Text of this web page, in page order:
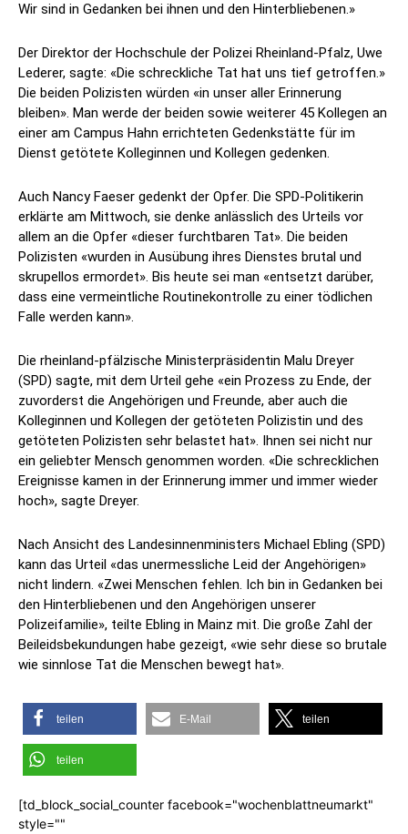
Wir sind in Gedanken bei ihnen und den Hinterbliebenen.»
Der Direktor der Hochschule der Polizei Rheinland-Pfalz, Uwe
Lederer, sagte: «Die schreckliche Tat hat uns tief getroffen.»
Die beiden Polizisten würden «in unser aller Erinnerung
bleiben». Man werde der beiden sowie weiterer 45 Kollegen an
einer am Campus Hahn errichteten Gedenkstätte für im
Dienst getötete Kolleginnen und Kollegen gedenken.
Auch Nancy Faeser gedenkt der Opfer. Die SPD-Politikerin
erklärte am Mittwoch, sie denke anlässlich des Urteils vor
allem an die Opfer «dieser furchtbaren Tat». Die beiden
Polizisten «wurden in Ausübung ihres Dienstes brutal und
skrupellos ermordet». Bis heute sei man «entsetzt darüber,
dass eine vermeintliche Routinekontrolle zu einer tödlichen
Falle werden kann».
Die rheinland-pfälzische Ministerpräsidentin Malu Dreyer
(SPD) sagte, mit dem Urteil gehe «ein Prozess zu Ende, der
zuvorderst die Angehörigen und Freunde, aber auch die
Kolleginnen und Kollegen der getöteten Polizistin und des
getöteten Polizisten sehr belastet hat». Ihnen sei nicht nur
ein geliebter Mensch genommen worden. «Die schrecklichen
Ereignisse kamen in der Erinnerung immer und immer wieder
hoch», sagte Dreyer.
Nach Ansicht des Landesinnenministers Michael Ebling (SPD)
kann das Urteil «das unermessliche Leid der Angehörigen»
nicht lindern. «Zwei Menschen fehlen. Ich bin in Gedanken bei
den Hinterbliebenen und den Angehörigen unserer
Polizeifamilie», teilte Ebling in Mainz mit. Die große Zahl der
Beileidsbekundungen habe gezeigt, «wie sehr diese so brutale
wie sinnlose Tat die Menschen bewegt hat».
teilen E-Mail teilen
teilen
[td_block_social_counter facebook="wochenblattneumarkt"
style=""